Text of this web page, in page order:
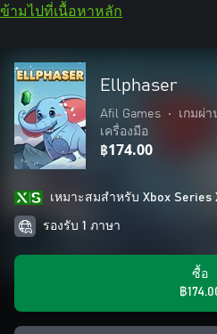
ข้ามไปที่เนื้อหาหลัก
Ellphaser
Afil Games • เกมผ่
เครื่องมือ
฿174.00
เหมาะสมสําหรับ Xbox Series
รองรับ 1 ภาษา
ซื้อ
฿